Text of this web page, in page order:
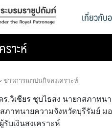
เกี่ยวกับ
าะห์
ข่าวการฌาปนกิจสงเคราะห์
ร.วิเชียร ชุบไธสง นายกสภา
าทนายความจังหวัดบุรีรัมย์ ม
บเงินสงเคราะห์